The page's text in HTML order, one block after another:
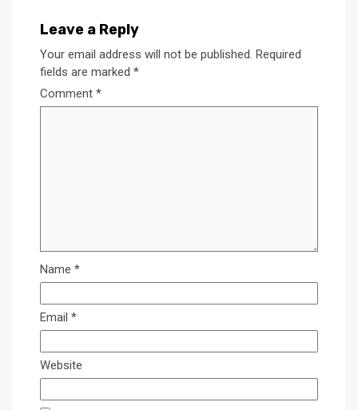
Leave a Reply
Your email address will not be published. Required
fields are marked *
Comment *
Name *
Email *
Website